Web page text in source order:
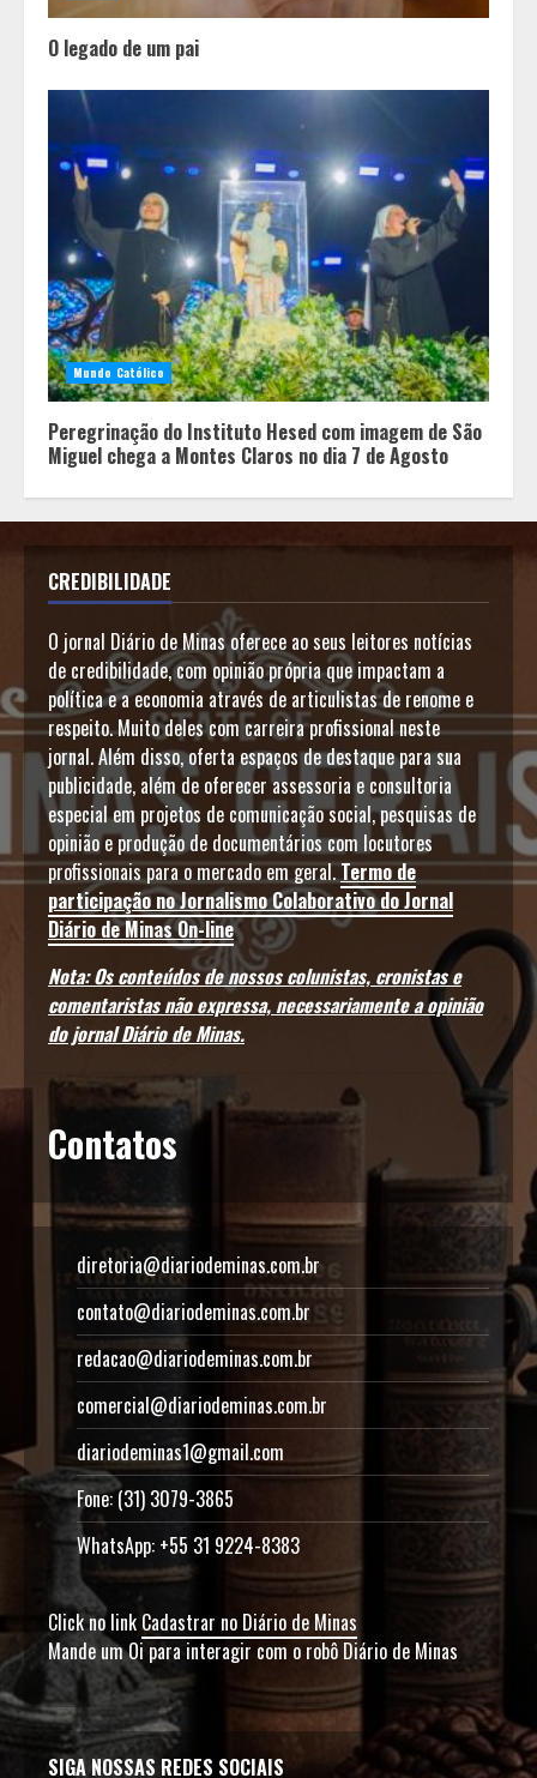
O legado de um pai
Mundo Católico
Peregrinação do Instituto Hesed com imagem de São
Miguel chega a Montes Claros no dia 7 de Agosto
CREDIBILIDADE
O jornal Diário de Minas oferece ao seus leitores notícias
de credibilidade, com opinião própria que impactam a
política e a economia através de articulistas de renome e
respeito. Muito deles com carreira profissional neste
jornal. Além disso, oferta espaços de destaque para sua
publicidade, além de oferecer assessoria e consultoria
especial em projetos de comunicação social, pesquisas de
opinião e produção de documentários com locutores
profissionais para o mercado em geral.Termo de
participação no Jornalismo Colaborativo do Jornal
Diário de Minas On-line
Nota: Os conteúdos de nossos colunistas, cronistas e
comentaristas não expressa, necessariamente a opinião
do jornal Diário de Minas.
Contatos
diretoria@diariodeminas.com.br
contato@diariodeminas.com.br
redacao@diariodeminas.com.br
comercial@diariodeminas.com.br
diariodeminas1@gmail.com
Fone: (31) 3079-3865
WhatsApp: +55 31 9224-8383
Click no link Cadastrar no Diário de Minas
Mande um Oi para interagir com o robô Diário de Minas
SIGA NOSSAS REDES SOCIAIS